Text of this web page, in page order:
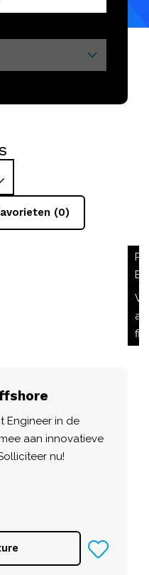
(0)
Engineer in de
aan innovatieve
nu!